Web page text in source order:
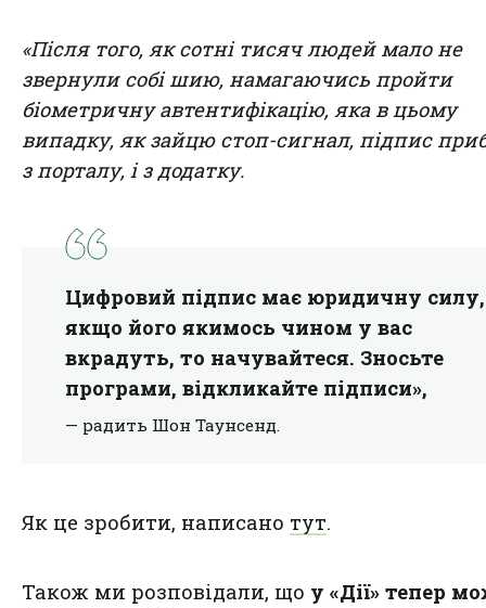
«Після того, як сотні тисяч людей мало не
звернули собі шию, намагаючись пройти
біометричну автентифікацію, яка в цьому
випадку, як зайцю стоп-сигнал, підпис
з порталу, і з додатку.
Цифровий підпис має юридичну силу,
якщо його якимось чином у вас
вкрадуть, то начувайтеся. Зносьте
програми, відкликайте підписи»,
— радить Шон Таунсенд.
Як це зробити, написано тут.
Також ми розповідали, що у «Дії» тепер